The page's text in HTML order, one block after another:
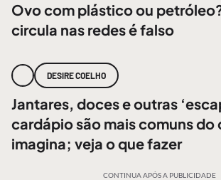
Ovo com plástico ou
circula nas redes é falso
DESIRE COELHO
Jantares, doces e outras
cardápio são mais comuns do
imagina; veja o que fazer
CONTINUA APÓS A PUBLICIDADE